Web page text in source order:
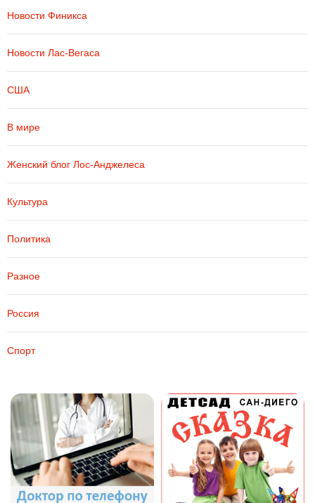
Новости Финикса
Новости Лас-Вегаса
США
В мире
Женский блог Лос-Анджелеса
Культура
Политика
Разное
Россия
Спорт